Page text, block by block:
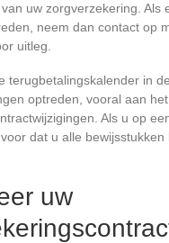
uw zorgverzekering. Als
neem dan contact op
uitleg.
terugbetalingskalender in
optreden, vooral aan
Als u op
dat u alle bewijsstukken
uw